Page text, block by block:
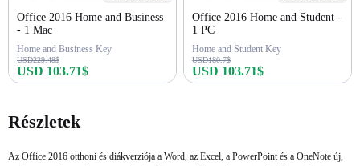
Office 2016 Home and Business
- 1 Mac
Home and Business Key
USD229.48$
USD 103.71$
Office 2016 Home and Student -
1 PC
Home and Student Key
USD180.7$
USD 103.71$
Részletek
Az Office 2016 otthoni és diákverziója a Word, az Excel, a PowerPoint és a OneNote új,